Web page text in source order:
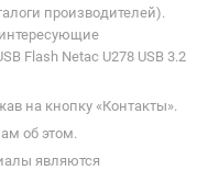
производителей).
Flash Netac U278 USB 3.2
на кнопку «Контакты».
об этом.
являются